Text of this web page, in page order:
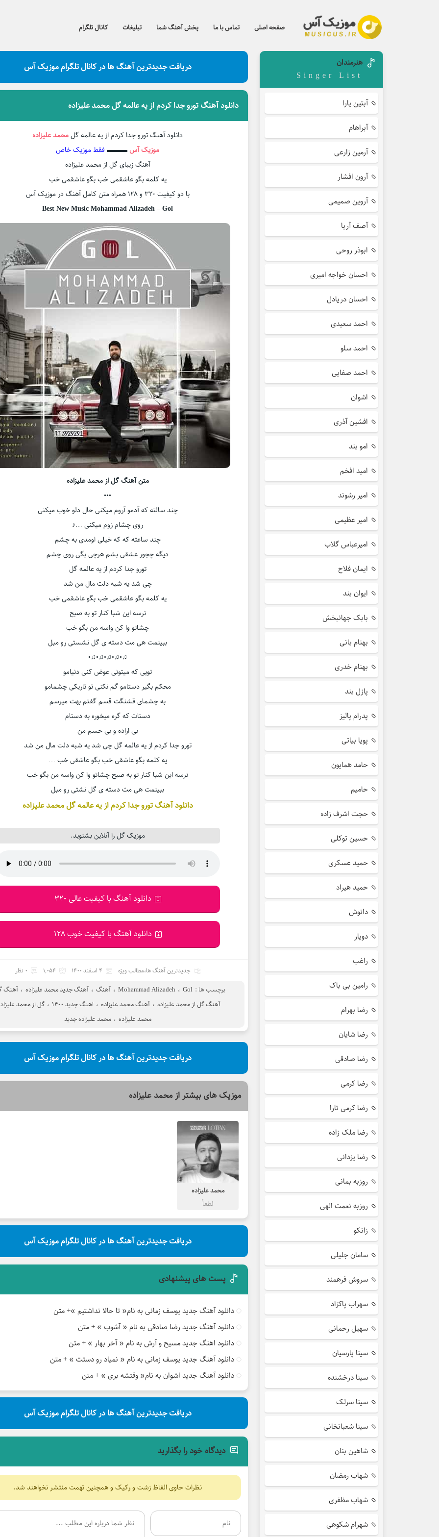
صفحه اصلی تماس با ما پخش آهنگ شما تبلیغات کانال تلگرام
دریافت جدیدترین آهنگ ها در کانال تلگرام موزیک آس
دانلود آهنگ تورو جدا کردم از یه عالمه گل محمد علیزاده
دانلود آهنگ تورو جدا کردم از یه عالمه گلمحمد علیزاده
موزیک آس▬▬▬فقط موزیک خاص
آهنگ زیبای گل از محمد علیزاده
یه کلمه بگو عاشقمی خب بگو عاشقمی خب
با دو کیفیت ۳۲۰ و ۱۲۸ همراه متن کامل آهنگ در موزیک آس
Best New Music Mohammad Alizadeh – Gol
متن آهنگ گل از محمد علیزاده
•••
چند سالته که آدمو آروم میکنی حال دلو خوب میکنی
روی چشام زوم میکنی …♪
چند ساعته که که خیلی اومدی به چشم
دیگه چجور عشقی بشم هرچی بگی روی چشم
تورو جدا کردم از یه عالمه گل
چی شد یه شبه دلت مال من شد
یه کلمه بگو عاشقمی خب بگو عاشقمی خب
نرسه این شبا کنار تو به صبح
چشاتو وا کن واسه من بگو خب
ببینمت هی مث دسته ی گل نشستی رو مبل
♫•♫•♫•♫•♫•
تویی که میتونی عوض کنی دنیامو
محکم بگیر دستامو گم نکنی تو تاریکی چشمامو
به چشمای قشنگت قسم گفتم بهت میرسم
دستات که گره میخوره به دستام
بی اراده و بی حسم من
تورو جدا کردم از یه عالمه گل چی شد یه شبه دلت مال من شد
یه کلمه بگو عاشقی خب بگو عاشقی خب …
نرسه این شبا کنار تو به صبح چشاتو وا کن واسه من بگو خب
ببینمت هی مث دسته ی گل نشتی رو مبل
دانلود آهنگ تورو جدا کردم از یه عالمه گل محمد علیزاده
موزیک گل را آنلاین بشنوید.
دانلود آهنگ با کیفیت عالی 320
دانلود آهنگ با کیفیت خوب 128
جدیدترین آهنگ ها،مطالب ویژه 4 اسفند 1400 1,054 0 نظر
برچسب ها : Gol ، Mohammad Alizadeh ، آهنگ ، آهنگ جدید محمد علیزاده ، آهنگ
آهنگ گل از محمد علیزاده ، آهنگ محمد علیزاده ، اهنگ جدید 1400 ، گل از محمد
محمد علیزاده ، محمد علیزاده جدید
دریافت جدیدترین آهنگ ها در کانال تلگرام موزیک آس
موزیک های بیشتر ازمحمد علیزاده
محمد علیزاده
لطفاً
دریافت جدیدترین آهنگ ها در کانال تلگرام موزیک آس
پست های پیشنهادی
دانلود آهنگ جدید یوسف زمانی به نام« تا حالا نداشتیم »+ متن
دانلود آهنگ جدید رضا صادقی به نام « آشوب » + متن
دانلود اهنگ جدید مسیح و آرش به نام « آخر بهار » + متن
دانلود آهنگ جدید یوسف زمانی به نام « نمیاد رو دستت » + متن
دانلود آهنگ جدید اشوان به نام« وقتشه بری » + متن
دریافت جدیدترین آهنگ ها در کانال تلگرام موزیک آس
دیدگاه خود را بگذارید
نظرات حاوی الفاظ زشت و رکیک و همچنین تهمت منتشر نخواهند شد.
هنرمندان
Singer List
آبتین یارا
آبراهام
آرمین زارعی
آرون افشار
آروین صمیمی
آصف آریا
ابوذر روحی
احسان خواجه امیری
احسان دریادل
احمد سعیدی
احمد سلو
احمد صفایی
اشوان
افشین آذری
امو بند
امید افخم
امیر رشوند
امیر عظیمی
امیرعباس گلاب
ایمان فلاح
ایوان بند
بابک جهانبخش
بهنام بانی
بهنام خدری
پازل بند
پدرام پالیز
پویا بیاتی
حامد همایون
حامیم
حجت اشرف زاده
حسین توکلی
حمید عسکری
حمید هیراد
دانوش
دویار
راغب
رامین بی باک
رضا بهرام
رضا شایان
رضا صادقی
رضا کرمی
رضا کرمی تارا
رضا ملک زاده
رضا یزدانی
روزبه بمانی
روزبه نعمت الهی
زانکو
سامان جلیلی
سروش فرهمند
سهراب پاکزاد
سهیل رحمانی
سینا پارسیان
سینا درخشنده
سینا سرلک
سینا شعبانخانی
شاهین بنان
شهاب رمضان
شهاب مظفری
شهرام شکوهی